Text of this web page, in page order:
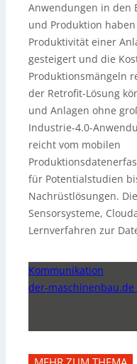
Anwendungen in den
und Produktion
Produktivität einer
gesteigert und die
Produktionsmängeln
der Retrofit-Lösung
und Anlagen ohne
Industrie-4.0-
reicht vom mobilen
für Potentialstudien
Nachrüstlösungen.
Sensorsysteme,
Lernverfahren zur
Kommunikation
der-maschinenbau.de